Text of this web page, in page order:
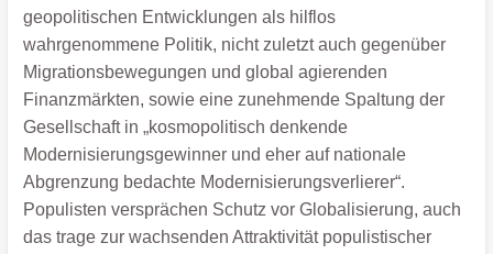
geopolitischen Entwicklungen als hilflos
wahrgenommene Politik, nicht zuletzt auch gegenüber
Migrationsbewegungen und global agierenden
Finanzmärkten, sowie eine zunehmende Spaltung der
Gesellschaft in „kosmopolitisch denkende
Modernisierungsgewinner und eher auf nationale
Abgrenzung bedachte Modernisierungsverlierer“.
Populisten versprächen Schutz vor Globalisierung, auch
das trage zur wachsenden Attraktivität populistischer